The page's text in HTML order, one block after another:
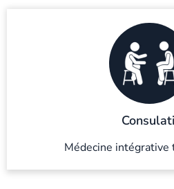
Médecine intégrative